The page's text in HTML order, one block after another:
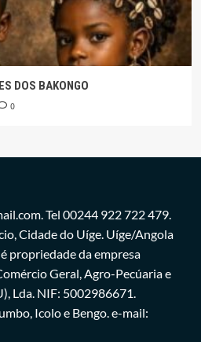
DOS BAKONGO
0
Tel 00244 922 722 479.
Cidade do Uíge. Uíge/Angola
propriedade da empresa
Geral, Agro-Pecúaria e
Lda. NIF: 5002986671.
Icolo e Bengo. e-mail: